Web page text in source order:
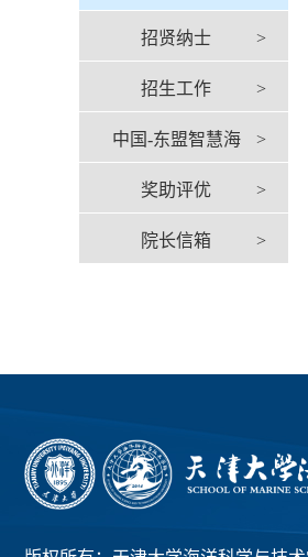
招贤纳士 >
招生工作 >
中国-东盟智慧海
洋中心
>
奖助评优 >
院长信箱 >